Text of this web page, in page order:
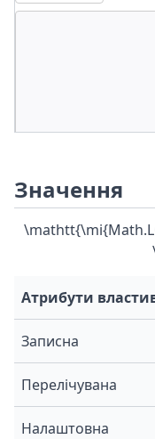
Значення
Атрибути
Записна
Перелічувана
Налаштовна